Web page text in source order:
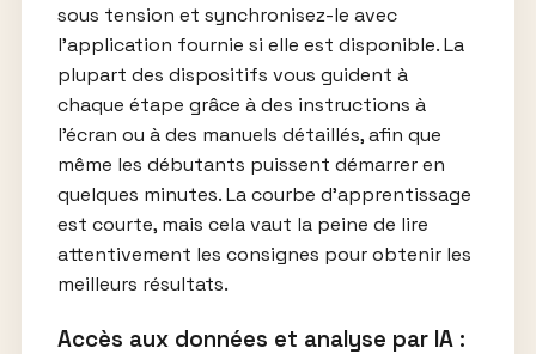
sous tension et synchronisez-le avec
l’application fournie si elle est disponible. La
plupart des dispositifs vous guident à
chaque étape grâce à des instructions à
l’écran ou à des manuels détaillés, afin que
même les débutants puissent démarrer en
quelques minutes. La courbe d’apprentissage
est courte, mais cela vaut la peine de lire
attentivement les consignes pour obtenir les
meilleurs résultats.
Accès aux données et analyse par IA :